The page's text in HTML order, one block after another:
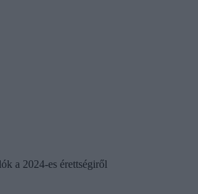
a 2024-es érettségiről